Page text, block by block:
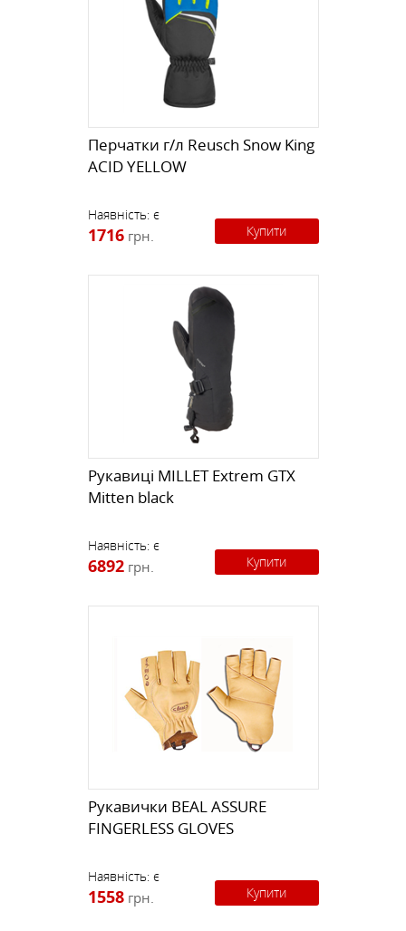
Перчатки г/л Reusch Snow King
ACID YELLOW
Наявність: є
1716 грн. Купити
Рукавиці MILLET Extrem GTX
Mitten black
Наявність: є
6892 грн. Купити
Рукавички BEAL ASSURE
FINGERLESS GLOVES
Наявність: є
1558 грн. Купити